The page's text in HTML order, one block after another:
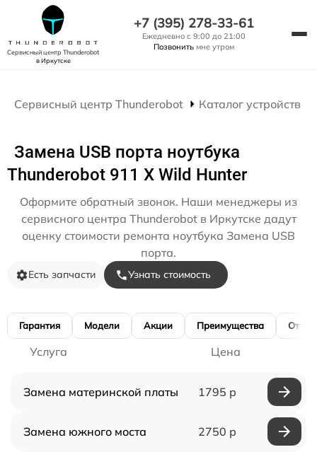
Сервисный центр Thunderobot
в Иркутске
+7 (395) 278-33-61
Ежедневно с 9:00 до 21:00
Позвонить мне утром
Сервисный центр Thunderobot Каталог устройств
Замена USB порта ноутбука
Thunderobot 911 X Wild Hunter
Оформите обратный звонок. Наши менеджеры из
сервисного центра Thunderobot в Иркутске дадут
оценку стоимости ремонта ноутбука Замена USB
порта.
Есть запчасти Узнать стоимость
Гарантия Модели Акции Преимущества
Услуга Цена
Замена материнской платы 1795 р
Замена южного моста 2750 р